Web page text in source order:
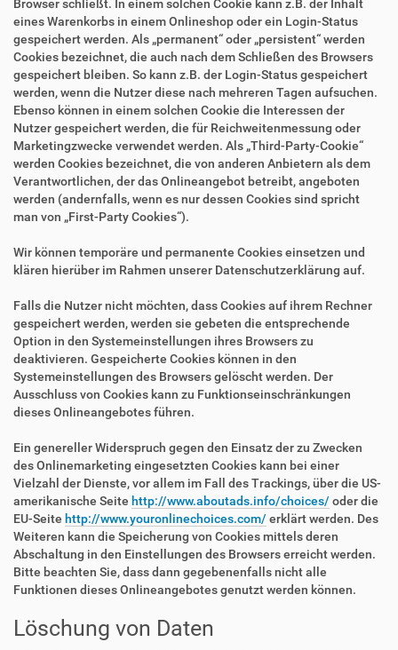
Browser schließt. In einem solchen Cookie kann z.B. der Inhalt
eines Warenkorbs in einem Onlineshop oder ein Login-Status
gespeichert werden. Als „permanent“ oder „persistent“ werden
Cookies bezeichnet, die auch nach dem Schließen des Browsers
gespeichert bleiben. So kann z.B. der Login-Status gespeichert
werden, wenn die Nutzer diese nach mehreren Tagen aufsuchen.
Ebenso können in einem solchen Cookie die Interessen der
Nutzer gespeichert werden, die für Reichweitenmessung oder
Marketingzwecke verwendet werden. Als „Third-Party-Cookie“
werden Cookies bezeichnet, die von anderen Anbietern als dem
Verantwortlichen, der das Onlineangebot betreibt, angeboten
werden (andernfalls, wenn es nur dessen Cookies sind spricht
man von „First-Party Cookies“).
Wir können temporäre und permanente Cookies einsetzen und
klären hierüber im Rahmen unserer Datenschutzerklärung auf.
Falls die Nutzer nicht möchten, dass Cookies auf ihrem Rechner
gespeichert werden, werden sie gebeten die entsprechende
Option in den Systemeinstellungen ihres Browsers zu
deaktivieren. Gespeicherte Cookies können in den
Systemeinstellungen des Browsers gelöscht werden. Der
Ausschluss von Cookies kann zu Funktionseinschränkungen
dieses Onlineangebotes führen.
Ein genereller Widerspruch gegen den Einsatz der zu Zwecken
des Onlinemarketing eingesetzten Cookies kann bei einer
Vielzahl der Dienste, vor allem im Fall des Trackings, über die US-
amerikanische Seite http://www.aboutads.info/choices/ oder die
EU-Seite http://www.youronlinechoices.com/ erklärt werden. Des
Weiteren kann die Speicherung von Cookies mittels deren
Abschaltung in den Einstellungen des Browsers erreicht werden.
Bitte beachten Sie, dass dann gegebenenfalls nicht alle
Funktionen dieses Onlineangebotes genutzt werden können.
Löschung von Daten